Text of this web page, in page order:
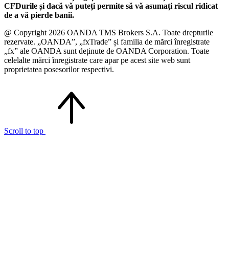
CFDurile și dacă vă puteți permite să vă asumați riscul ridicat
de a vă pierde banii.
@ Copyright 2026 OANDA TMS Brokers S.A. Toate drepturile
rezervate. „OANDA”, „fxTrade” și familia de mărci înregistrate
„fx” ale OANDA sunt deținute de OANDA Corporation. Toate
celelalte mărci înregistrate care apar pe acest site web sunt
proprietatea posesorilor respectivi.
Scroll to top